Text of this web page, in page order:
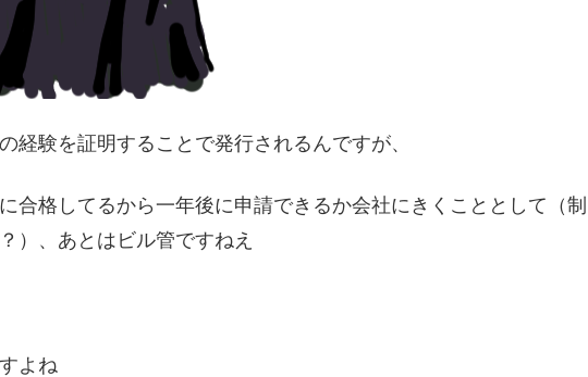
経験を証明することで発行されるんですが、
合格してるから一年後に申請できるか会社にきくこととして（制
）、あとはビル管ですねえ
よね